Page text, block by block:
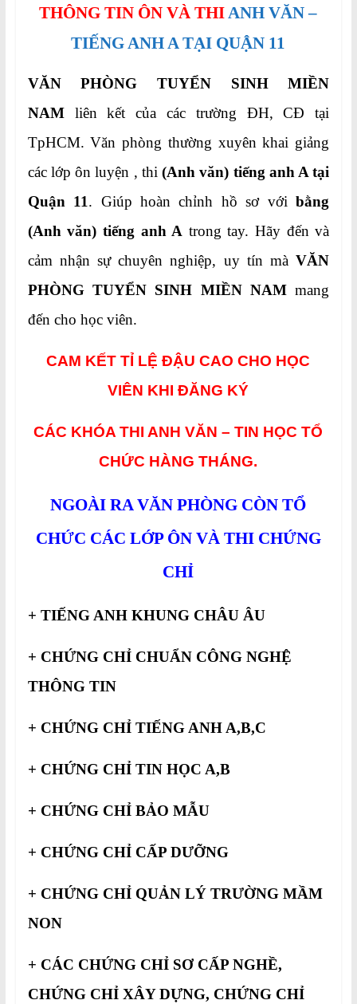
THÔNG TIN ÔN VÀ THIANH VĂN –
TIẾNG ANH A TẠI QUẬN 11
VĂN PHÒNG TUYỂN SINH MIỀN
NAMliên kết của các trường ĐH, CĐ tại
TpHCM. Văn phòng thường xuyên khai giảng
các lớp ôn luyện , thi(Anh văn) tiếng anh A tại
Quận 11. Giúp hoàn chỉnh hồ sơ vớibằng
(Anh văn) tiếng anh A trong tay. Hãy đến và
cảm nhận sự chuyên nghiệp, uy tín màVĂN
PHÒNG TUYỂN SINH MIỀN NAMmang
đến cho học viên.
CAM KẾT TỈ LỆ ĐẬU CAO CHO HỌC
VIÊN KHI ĐĂNG KÝ
CÁC KHÓA THI ANH VĂN – TIN HỌC TỔ
CHỨC HÀNG THÁNG.
NGOÀI RA VĂN PHÒNG CÒN TỔ
CHỨC CÁC LỚP ÔN VÀ THI CHỨNG
CHỈ
+ TIẾNG ANH KHUNG CHÂU ÂU
+ CHỨNG CHỈ CHUẨN CÔNG NGHỆ
THÔNG TIN
+ CHỨNG CHỈ TIẾNG ANH A,B,C
+ CHỨNG CHỈ TIN HỌC A,B
+ CHỨNG CHỈ BẢO MẪU
+ CHỨNG CHỈ CẤP DƯỠNG
+ CHỨNG CHỈ QUẢN LÝ TRƯỜNG MẦM
NON
+ CÁC CHỨNG CHỈ SƠ CẤP NGHỀ,
CHỨNG CHỈ XÂY DỰNG, CHỨNG CHỈ